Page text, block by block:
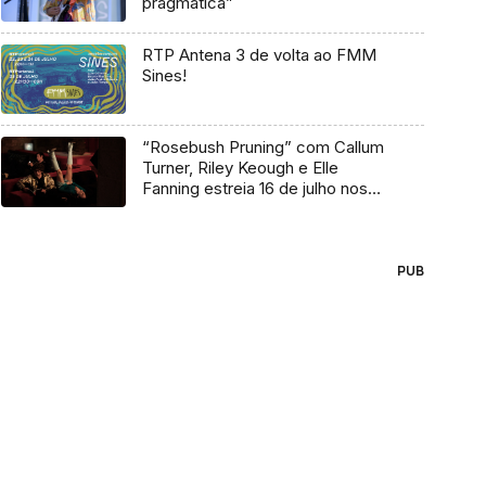
RTP Antena 3 de volta ao FMM
Sines!
“Rosebush Pruning” com Callum
Turner, Riley Keough e Elle
Fanning estreia 16 de julho nos
PUB